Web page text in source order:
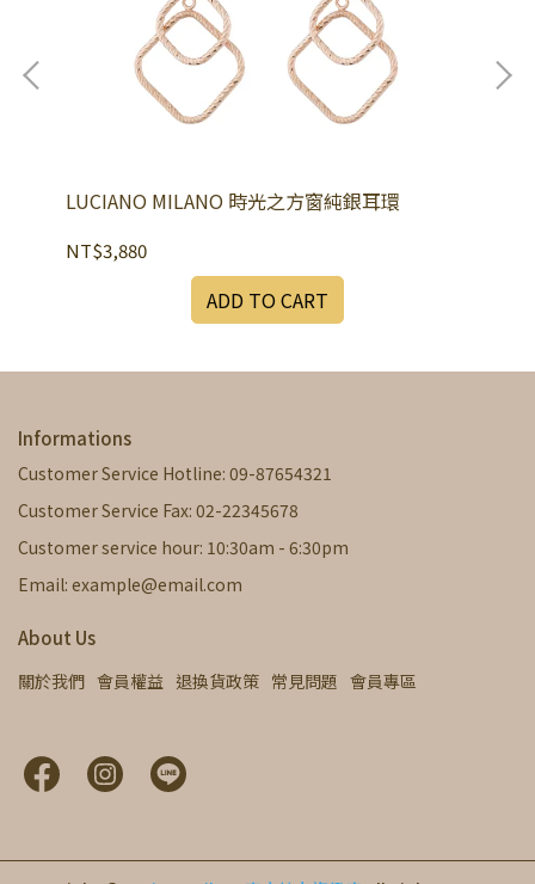
LUCIANO MILANO 時光之方窗純銀耳環
NT$3,880
ADD TO CART
Informations
Customer Service Hotline: 09-87654321
Customer Service Fax: 02-22345678
Customer service hour: 10:30am - 6:30pm
Email: example@email.com
About Us
關於我們 會員權益 退換貨政策 常見問題 會員專區